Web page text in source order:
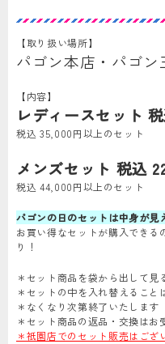
【取り扱い場所】
パゴン本店・パゴン
【内容】
レディースセット
税込 35,000円以上のセット
メンズセット 税込
税込 44,000円以上のセット
パゴンの日のセットは中身が見
お買い得なセットが購入できる
り！
＊セット商品を袋から出して見
＊セットの中を入れ替えること
＊なくなり次第終了いたします
＊セット商品の返品・交換はお
＊祇園店でのセット販売はござ